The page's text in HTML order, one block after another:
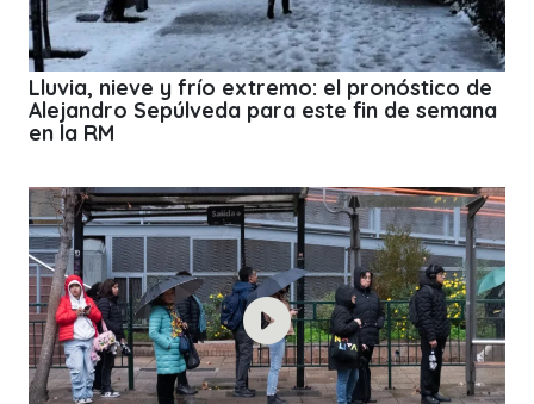
Lluvia, nieve y frío extremo: el pronóstico de
Alejandro Sepúlveda para este fin de semana
en la RM